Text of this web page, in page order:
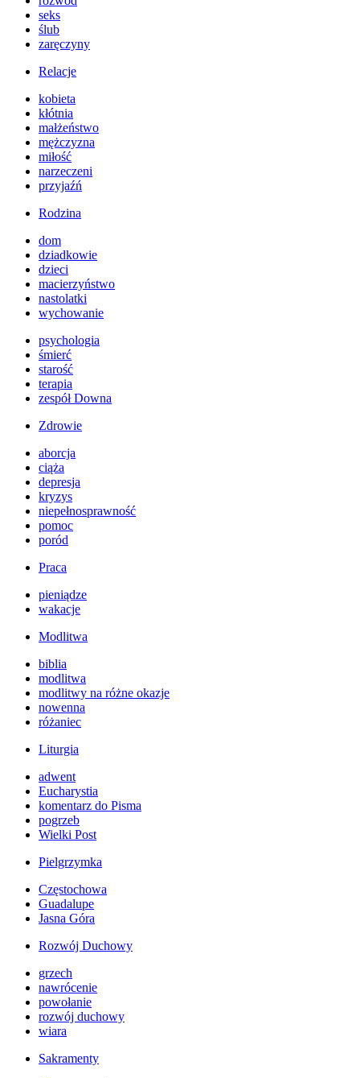
seks
ślub
zaręczyny
Relacje
kobieta
kłótnia
małżeństwo
mężczyzna
miłość
narzeczeni
przyjaźń
Rodzina
dom
dziadkowie
dzieci
macierzyństwo
nastolatki
wychowanie
psychologia
śmierć
starość
terapia
zespół Downa
Zdrowie
aborcja
ciąża
depresja
kryzys
niepełnosprawność
pomoc
poród
Praca
pieniądze
wakacje
Modlitwa
biblia
modlitwa
modlitwy na różne okazje
nowenna
różaniec
Liturgia
adwent
Eucharystia
komentarz do Pisma
pogrzeb
Wielki Post
Pielgrzymka
Częstochowa
Guadalupe
Jasna Góra
Rozwój Duchowy
grzech
nawrócenie
powołanie
rozwój duchowy
wiara
Sakramenty